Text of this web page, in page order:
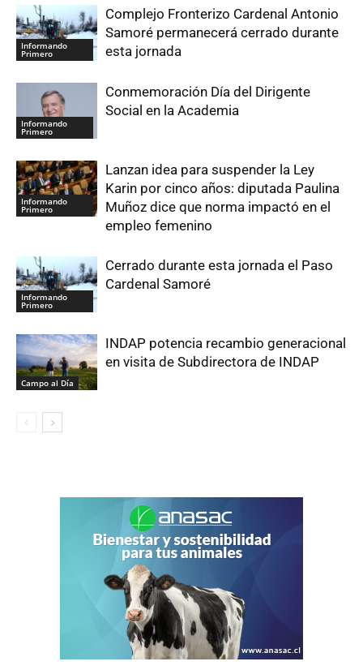
Informando
Primero
Complejo Fronterizo Cardenal Antonio
Samoré permanecerá cerrado durante
esta jornada
Informando
Primero
Conmemoración Día del Dirigente
Social en la Academia
Informando
Primero
Lanzan idea para suspender la Ley
Karin por cinco años: diputada Paulina
Muñoz dice que norma impactó en el
empleo femenino
Informando
Primero
Cerrado durante esta jornada el Paso
Cardenal Samoré
Campo al Día
INDAP potencia recambio generacional
en visita de Subdirectora de INDAP